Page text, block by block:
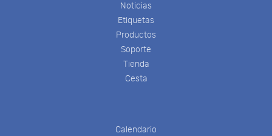
Noticias
Etiquetas
Productos
Soporte
Tienda
Cesta
Calendario